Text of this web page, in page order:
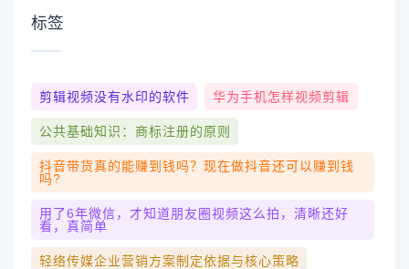
标签
剪辑视频没有水印的软件 华为手机怎样视频剪辑
公共基础知识：商标注册的原则
抖音带货真的能赚到钱吗？现在做抖音还可以赚到钱
吗?
用了6年微信，才知道朋友圈视频这么拍，清晰还好
看，真简单
轻络传媒企业营销方案制定依据与核心策略